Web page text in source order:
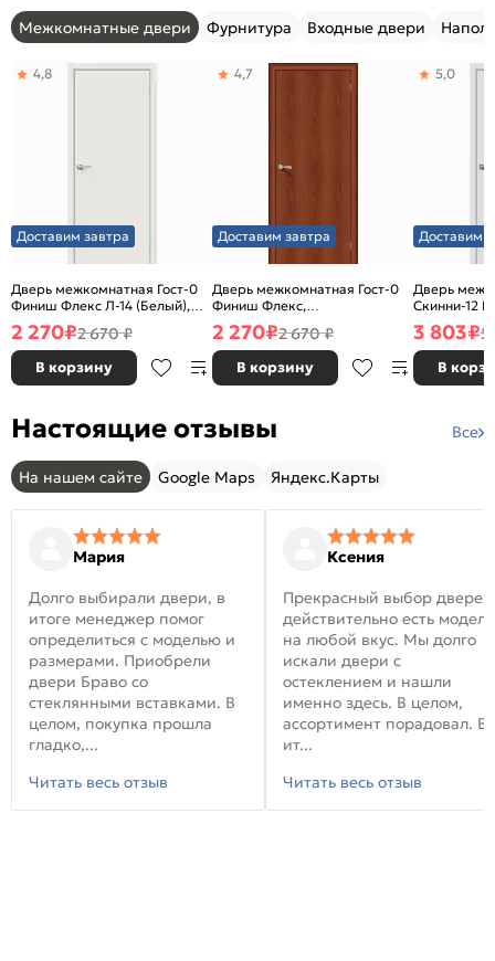
Межкомнатные двери Фурнитура Входные двери
Доставим завтра
Дверь межкомнатная Гост-0
Финиш Флекс Л-14 (Белый),
глухая, каркасно-щитовая
4,8
2 270₽2 670 ₽
В корзину
Доставим завтра
Дверь межкомнатная Гост-0
Финиш Флекс,
Ламинированные Л-11
(ИталОрех), глухая, каркасно-
щитовая
4,7
2 270₽2 670 ₽
В корзину
Доставим
Дверь
Скинни-12
глухая,
5,0
3 803₽5
В
Настоящие отзывы Все
На нашем сайте Google Maps Яндекс.Карты
Мария
Долго выбирали двери, в
итоге менеджер помог
определиться с моделью и
размерами. Приобрели
двери Браво со
стеклянными вставками. В
целом, покупка прошла
гладко,...
Читать весь отзыв
Ксения
Прекрасный выбор
действительно есть модели
на любой вкус. Мы долго
искали двери с
остеклением и нашли
именно здесь. В целом,
ассортимент порадовал. В
ит...
Читать весь отзыв